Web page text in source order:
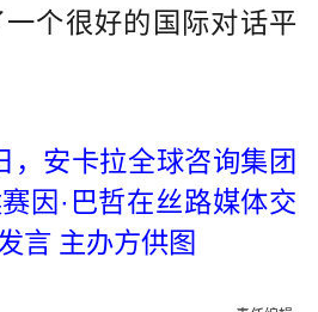
个很好的国际对话平
，安卡拉全球咨询集团
因·巴哲在丝路媒体交
言 主办方供图